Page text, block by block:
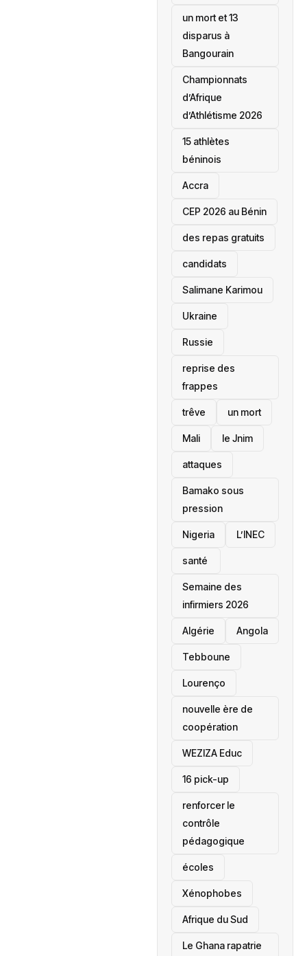
un mort et 13
disparus à
Bangourain
‎Championnats
d’Afrique
d’Athlétisme 2026
15 athlètes
béninois
Accra
‎CEP 2026 au Bénin
des repas gratuits
candidats
Salimane Karimou
Ukraine
Russie
reprise des
frappes
trêve un mort
Mali le Jnim
attaques
Bamako sous
pression
‎Nigeria L’INEC
santé ‎
Semaine des
infirmiers 2026
‎Algérie Angola
Tebboune
Lourenço
nouvelle ère de
coopération
‎WEZIZA Educ
16 pick-up
renforcer le
contrôle
pédagogique
écoles
‎Xénophobes
Afrique du Sud
Le Ghana rapatrie